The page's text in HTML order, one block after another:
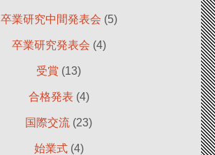
卒業研究中間発表会 (5)
卒業研究発表会 (4)
受賞 (13)
合格発表 (4)
国際交流 (23)
始業式(4)